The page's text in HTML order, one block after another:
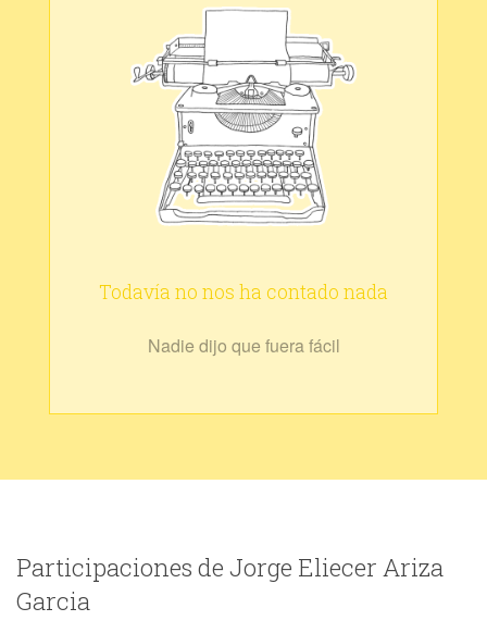
Todavía no nos ha contado nada
Nadie dijo que fuera fácil
Participaciones de Jorge Eliecer Ariza
Garcia